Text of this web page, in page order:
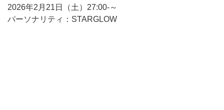
2026年2月21日（土）27:00-～
パーソナリティ：STARGLOW